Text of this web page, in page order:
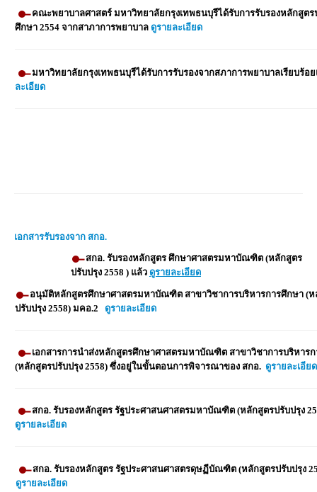
คณะพยาบาลศาสตร์ มหาวิทยาลัยกรุงเทพธนบุรีได้รับการรับรองหลักสูตร
ศึกษา 2554 จากสาภาการพยาบาล ดูรายละเอียด
มหาวิทยาลัยกรุงเทพธนบุรีได้รับการรับรองจากสภาการพยาบาลเรียบร้
ละเอียด
เอกสารรับรองจาก สกอ.
สกอ. รับรองหลักสูตร ศึกษาศาสตรมหาบัณฑิต (หลักสูตร
ปรับปรุง 2558 ) แล้ว ดูรายละเอียด
อนุมัติหลักสูตรศึกษาศาสตรมหาบัณฑิต สาขาวิชาการบริหารการศึกษา (ห
ปรับปรุง 2558) มคอ.2 ดูรายละเอียด
เอกสารการนำส่งหลักสูตรศึกษาศาสตรมหาบัณฑิต สาขาวิชาการบริหาร
(หลักสูตรปรับปรุง 2558) ซึ่งอยู่ในขั้นตอนการพิจารณาของ สกอ. ดูรายละเอียด
สกอ. รับรองหลักสูตร รัฐประศาสนศาสตรมหาบัณฑิต (หลักสูตรปรับปรุง
ดูรายละเอียด
สกอ. รับรองหลักสูตร รัฐประศาสนศาสตรดุษฏีบัณฑิต (หลักสูตรปรับปรุง
ดูรายละเอียด